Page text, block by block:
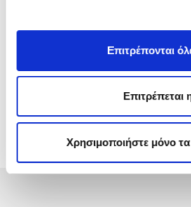
Επιτρέπονται
Επιτρέπεται
Χρησιμοποιήστε μόνο
Ανακοινώσεις &
€ 4.535,20
Διεύθυνση ΔΕΠΑΝ-